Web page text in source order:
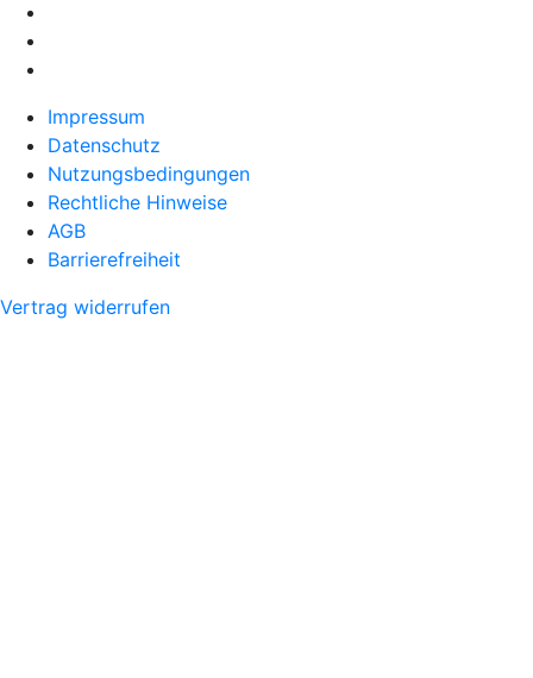
Impressum
Datenschutz
Nutzungsbedingungen
Rechtliche Hinweise
AGB
Barrierefreiheit
Vertrag widerrufen